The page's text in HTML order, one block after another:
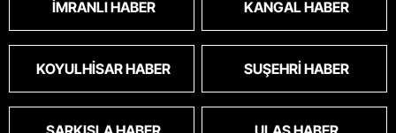
İMRANLI HABER KANGAL HABER
KOYULHISAR HABER SUŞEHRI HABER